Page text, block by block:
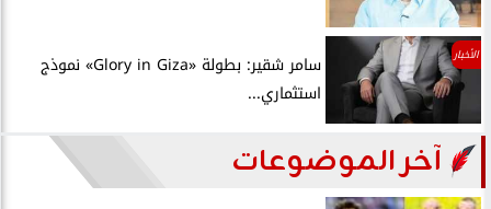
الأخبار
سامر شقير: بطولة «Glory in Giza» نموذج
استثماري...
آخر الموضوعات